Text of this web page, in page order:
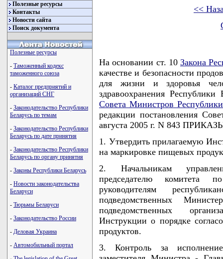
Полезные ресурсы
Контакты
Новости сайта
Поиск документа
Полезные ресурсы
- Таможенный кодекс
таможенного союза
- Каталог предприятий и
организаций СНГ
- Законодательство Республики
Беларусь по темам
- Законодательство Республики
Беларусь по дате принятия
- Законодательство Республики
Беларусь по органу принятия
- Законы Республики Беларусь
- Новости законодательства
Беларуси
- Тюрьмы Беларуси
- Законодательство России
- Деловая Украина
- Автомобильный портал
<<
На основании ст. 10 Закона
качестве и безопасности
для жизни и здоровья
здравоохранения Республики
Совета Министров
редакции постановления
августа 2005 г. N 843
1. Утвердить прилагаемую
на маркировке пищевых
2. Начальникам
председателю комитета
руководителям
подведомственных
подведомственных
Инструкции о порядке
продуктов.
3. Контроль за